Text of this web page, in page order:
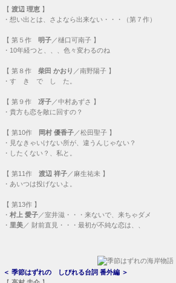
【 渡辺 理恵 】
・ 想い出とは、さよなら出来ない・・・（第７作）
【 第５作 明子 ／樋口可南子 】
・ 10年経つと、、、色々変わるのね
【 第８作 柴田 かおり ／南野陽子 】
・ す き で し た。
【 第９作 冴子 ／中村あずさ 】
・ 貴方も恋を敵に回すの？
【 第10作 岡村 優香子 ／松田聖子 】
・ 見なきゃいけない所が、違うんじゃない？
・ したくない？、私と。
【 第11作 渡辺 祥子 ／麻生祐未 】
・ あいつは投げないよ。
【 第13作 】
・ 村上 愛子 ／室井滋・・・ 来ないで、来ちゃダメ
・ 里美 ／ 財前直見・・・ 最初が不純な恋は、、
＜ 季節はずれの しびれる台詞 番外編 ＞